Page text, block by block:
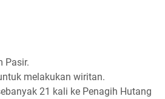
Pasir.
melakukan wiritan.
21 kali ke Penagih Hutang